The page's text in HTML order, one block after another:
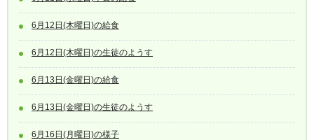
6月12日(木曜日)の給食
6月12日(木曜日)の生徒のようす
6月13日(金曜日)の給食
6月13日(金曜日)の生徒のようす
6月16日(月曜日)の様子